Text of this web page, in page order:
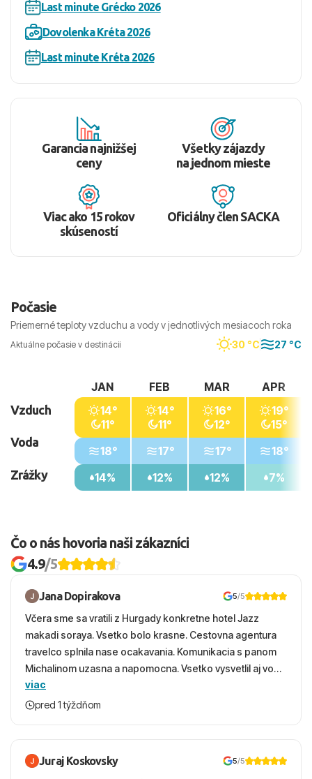
Last minute Grécko 2026
Dovolenka Kréta 2026
Last minute Kréta 2026
Garancia najnižšej
ceny
Všetky zájazdy
na jednom mieste
Viac ako 15 rokov
skúseností
Oficiálny člen SACKA
Počasie
Priemerné teploty vzduchu a vody v jednotlivých mesiacoch roka
Aktuálne počasie v destinácii 30 °C 27 °C
Vzduch
Voda
Zrážky
JAN
14°
11°
18°
14%
FEB
14°
11°
17°
12%
MAR
16°
12°
17°
12%
APR
19°
15°
18°
7%
Čo o nás hovoria naši zákazníci
4.9/5
Jana Dopirakova 5/5
Včera sme sa vratili z Hurgady konkretne hotel Jazz
makadi soraya. Vsetko bolo krasne. Cestovna agentura
travelco splnila nase ocakavania. Komunikacia s panom
Michalinom uzasna a napomocna. Vsetko vysvetlil aj vo
vecernych hodinach zaco sa ospravedlnujem. Hotel
krasny, cisty. Sluzby top. Strava, prostredie, more,
viac
pred 1 týždňom
Juraj Koskovsky 5/5